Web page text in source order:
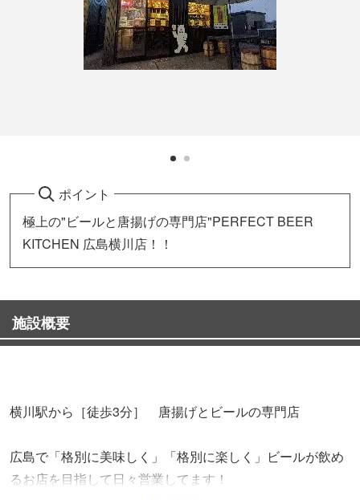
ポイント
極上の"ビールと唐揚げの専門店"PERFECT BEER
KITCHEN 広島横川店！！
施設概要
横川駅から［徒歩3分］ 唐揚げとビールの専門店
広島で「格別に美味しく」「格別に楽しく」ビールが飲め
るお店を目指して日々営業してます！